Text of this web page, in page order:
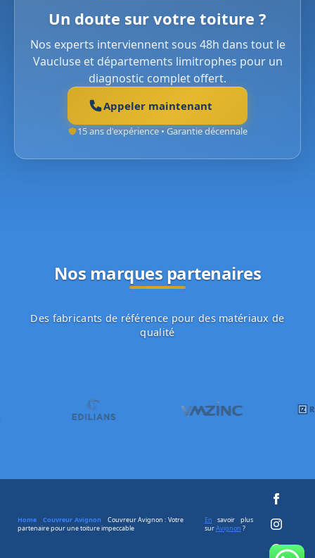
Un doute sur votre toiture ?
Nos experts interviennent sous 48h dans tout le
Vaucluse et départements limitrophes pour un
diagnostic complet offert.
Appeler maintenant
15 ans d'expérience • Garantie décennale
Nos marques partenaires
Des fabricants de référence pour des matériaux de
qualité
Home »Couvreur Avignon» Couvreur Avignon : Votre
partenaire pour une toiture impeccable
En savoir plus
surAvignon ?